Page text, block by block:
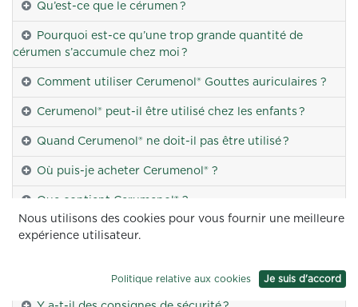
Qu’est-ce que le cérumen ?
Pourquoi est-ce qu’une trop grande quantité de
cérumen s’accumule chez moi ?
Comment utiliser Cerumenol® Gouttes auriculaires ?
Cerumenol® peut-il être utilisé chez les enfants ?
Quand Cerumenol® ne doit-il pas être utilisé ?
Où puis-je acheter Cerumenol® ?
Que contient Cerumenol® ?
Quelles sont les autres options thérapeutiques ?
bouchon de cérumen ?
Nous utilisons des cookies pour vous fournir une meilleure
expérience utilisateur.
Politique relative aux cookies Je suis d'accord